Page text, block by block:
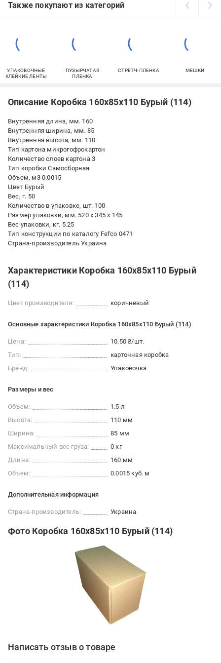
Также покупают из категорий
УПАКОВОЧНЫЕ
КЛЕЙКИЕ ЛЕНТЫ
ПУЗЫРЧАТАЯ
ПЛЕНКА
СТРЕТЧ-ПЛЕНКА МЕШКИ
Описание Коробка 160х85х110 Бурый (114)
Внутренняя длина, мм. 160
Внутренняя ширина, мм. 85
Внутренняя высота, мм. 110
Тип картона микрогофрокартон
Количество слоев картона 3
Тип коробки Самосборная
Объем, м3 0.0015
Цвет Бурый
Вес, г. 50
Количество в упаковке, шт. 100
Размер упаковки, мм. 520 x 345 x 145
Вес упаковки, кг. 5.25
Тип конструкции по каталогу Fefco 0471
Страна-производитель Украина
Характеристики Коробка 160х85х110 Бурый
(114)
Цвет производителя: коричневый
Основные характеристики Коробка 160х85х110 Бурый (114)
Цена:
10.50 ₴/шт.
Тип:
картонная коробка
Бренд:
Упаковочка
Размеры и вес
Объем:
1.5 л
Высота:
110 мм
Ширина:
85 мм
Максимальный вес груза:
0 кг
Длина:
160 мм
Объем:
0.0015 куб. м
Дополнительная информация
Страна-производитель: Украина
Фото Коробка 160х85х110 Бурый (114)
Написать отзыв о товаре